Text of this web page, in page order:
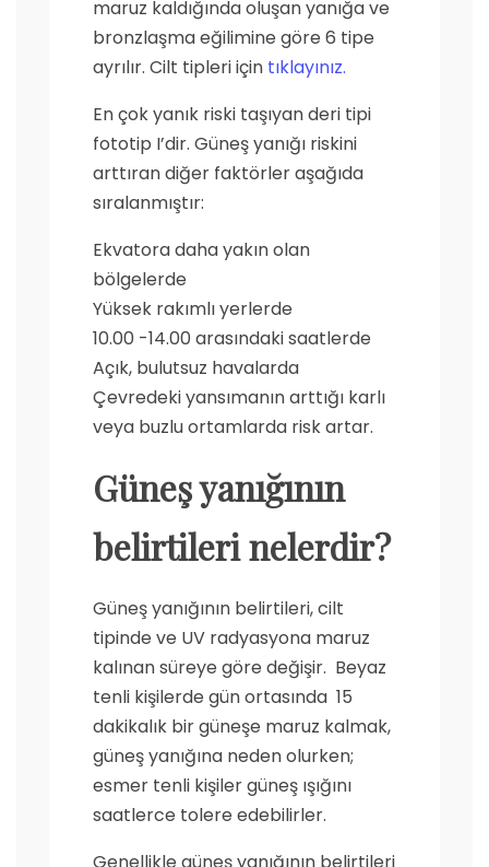
maruz kaldığında oluşan yanığa ve
bronzlaşma eğilimine göre 6 tipe
ayrılır. Cilt tipleri için tıklayınız.
En çok yanık riski taşıyan deri tipi
fototip I’dir. Güneş yanığı riskini
arttıran diğer faktörler aşağıda
sıralanmıştır:
Ekvatora daha yakın olan
bölgelerde
Yüksek rakımlı yerlerde
10.00 -14.00 arasındaki saatlerde
Açık, bulutsuz havalarda
Çevredeki yansımanın arttığı karlı
veya buzlu ortamlarda risk artar.
Güneş yanığının
belirtileri nelerdir?
Güneş yanığının belirtileri, cilt
tipinde ve UV radyasyona maruz
kalınan süreye göre değişir. Beyaz
tenli kişilerde gün ortasında 15
dakikalık bir güneşe maruz kalmak,
güneş yanığına neden olurken;
esmer tenli kişiler güneş ışığını
saatlerce tolere edebilirler.